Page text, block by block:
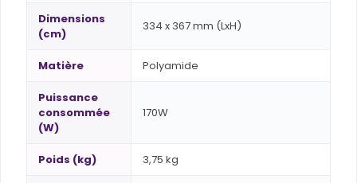
Dimensions
(cm)
334 x 367 mm (LxH)
Matière Polyamide
Puissance
consommée
(W)
170W
Poids (kg) 3,75 kg